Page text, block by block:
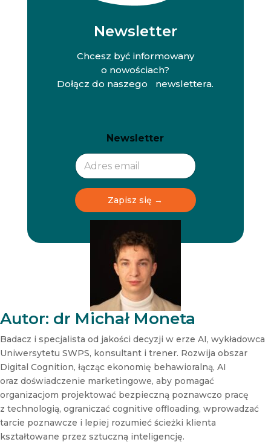
Newsletter
Chcesz być informowany
o nowościach?
Dołącz do naszego newslettera.
e
w
s
e
t
e
r
e
w
s
e
t
e
r
N
e
w
s
l
e
t
t
e
N
e
w
s
l
t
t
Newsletter
Zapisz się →
Autor: dr Michał Moneta
Badacz i specjalista od jakości decyzji w erze AI, wykładowca
Uniwersytetu SWPS, konsultant i trener. Rozwija obszar
Digital Cognition, łącząc ekonomię behawioralną, AI
oraz doświadczenie marketingowe, aby pomagać
organizacjom projektować bezpieczną poznawczo pracę
z technologią, ograniczać cognitive offloading, wprowadzać
tarcie poznawcze i lepiej rozumieć ścieżki klienta
kształtowane przez sztuczną inteligencję.